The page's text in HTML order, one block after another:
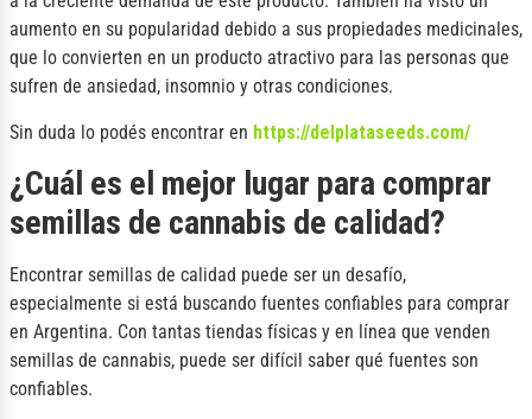
aumento en su popularidad debido a sus propiedades medicinales,
que lo convierten en un producto atractivo para las personas que
sufren de ansiedad, insomnio y otras condiciones.
Sin duda lo podés encontrar en https://delplataseeds.com/
¿Cuál es el mejor lugar para comprar
semillas de cannabis de calidad?
Encontrar semillas de calidad puede ser un desafío,
especialmente si está buscando fuentes confiables para comprar
en Argentina. Con tantas tiendas físicas y en línea que venden
semillas de cannabis, puede ser difícil saber qué fuentes son
confiables.